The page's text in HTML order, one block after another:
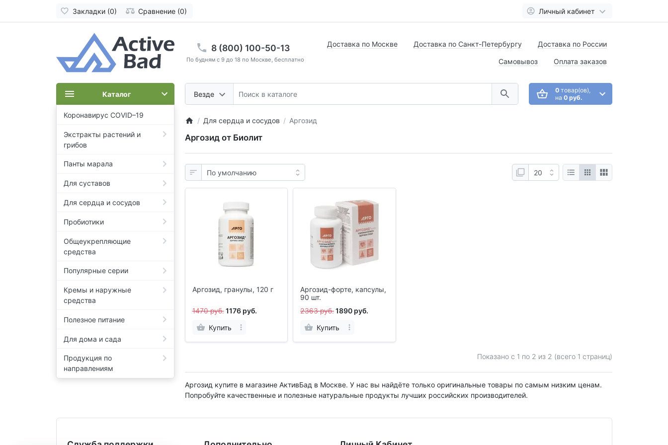
Закладки (0) Сравнение (0) Личный кабинет
8 (800) 100-50-13
По будням с 9 до 18 по Москве, бесплатно
Везде
Доставка по Москве Доставка по Санкт-Петербургу Доставка по России
Самовывоз Оплата заказов
0товар(ов),
на 0 руб.
Каталог
Коронавирус COVID–19
Экстракты растений и
грибов
Панты марала
Для суставов
Для сердца и сосудов
Пробиотики
Общеукрепляющие
средства
Популярные серии
Кремы и наружные
средства
Полезное питание
Для дома и сада
Продукция по
направлениям
Для сердца и сосудов Аргозид
Аргозид от Биолит
Аргозид, гранулы, 120 г
1470 руб. 1176 руб.
Купить
Аргозид-форте, капсулы,
90 шт.
2363 руб.1890 руб.
Купить
Показано с 1 по 2 из 2 (всего 1 страниц)
Аргозид купите в магазине АктивБад в Москве. У нас вы найдёте только оригинальные товары по самым низким ценам.
Попробуйте качественные и полезные натуральные продукты лучших российских производителей.